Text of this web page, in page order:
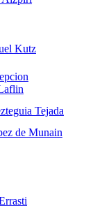
Kutz
Tejada
de Munain